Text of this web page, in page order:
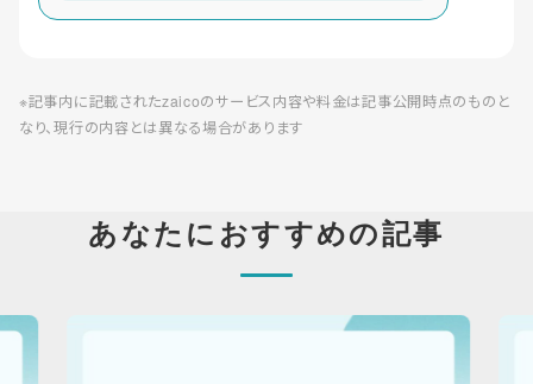
※記事内に記載されたzaicoのサービス内容や料金は記事公開時点のものと
なり、現行の内容とは異なる場合があります
あなたにおすすめの記事